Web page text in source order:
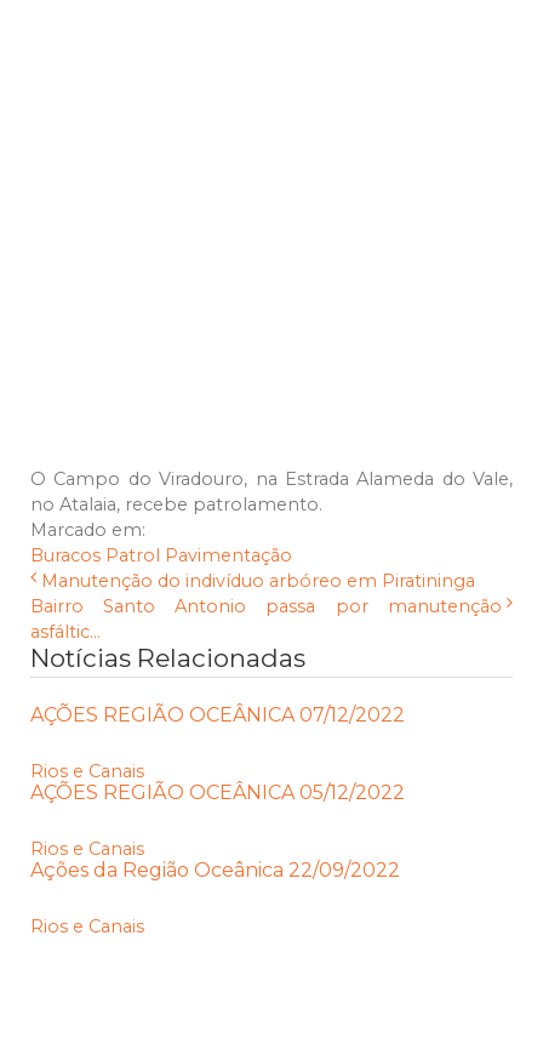
O Campo do Viradouro, na Estrada Alameda do Vale,
no Atalaia, recebe patrolamento.
Marcado em:
Buracos Patrol
Pavimentação
Manutenção do indivíduo arbóreo em Piratininga
Bairro Santo Antonio passa por manutenção
asfáltic...
Notícias Relacionadas
AÇÕES REGIÃO OCEÂNICA 07/12/2022
Rios e Canais
AÇÕES REGIÃO OCEÂNICA 05/12/2022
Rios e Canais
Ações da Região Oceânica 22/09/2022
Rios e Canais